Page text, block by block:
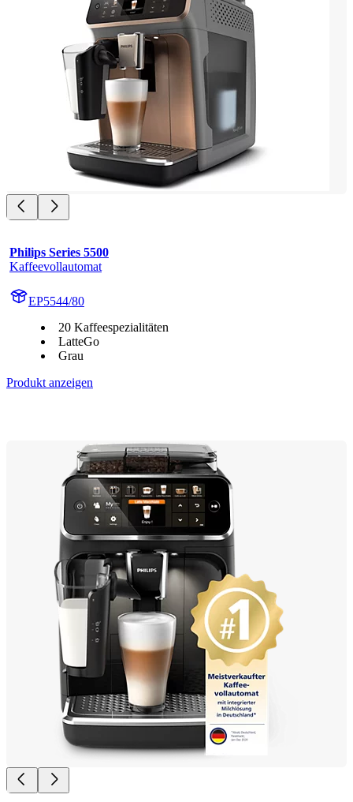
Philips Series 5500
Kaffeevollautomat
EP5544/80
20 Kaffeespezialitäten
LatteGo
Grau
Produkt anzeigen